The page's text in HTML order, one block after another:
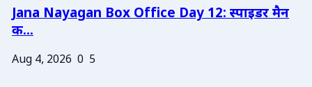
Jana Nayagan Box Office Day 12: स्पाइडर मैन
क...
Aug 4, 2026 0 5